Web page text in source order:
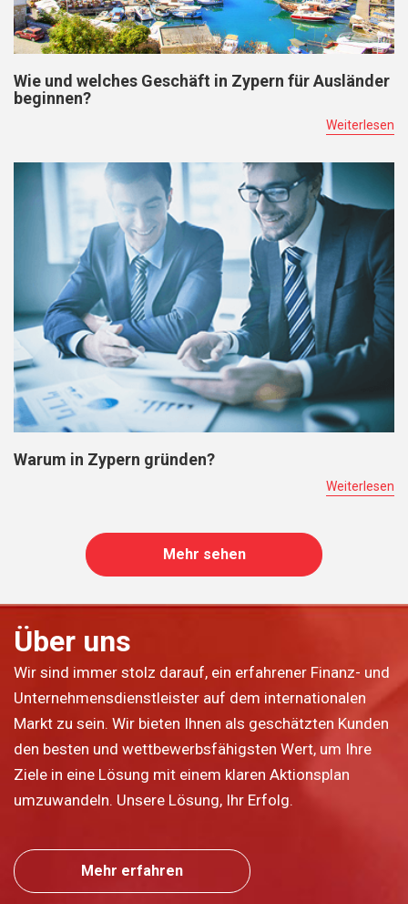
Wie und welches Geschäft in Zypern für Ausländer
beginnen?
Weiterlesen
Warum in Zypern gründen?
Weiterlesen
Mehr sehen
Über uns
Wir sind immer stolz darauf, ein erfahrener Finanz- und
Unternehmensdienstleister auf dem internationalen
Markt zu sein. Wir bieten Ihnen als geschätzten Kunden
den besten und wettbewerbsfähigsten Wert, um Ihre
Ziele in eine Lösung mit einem klaren Aktionsplan
umzuwandeln. Unsere Lösung, Ihr Erfolg.
Mehr erfahren